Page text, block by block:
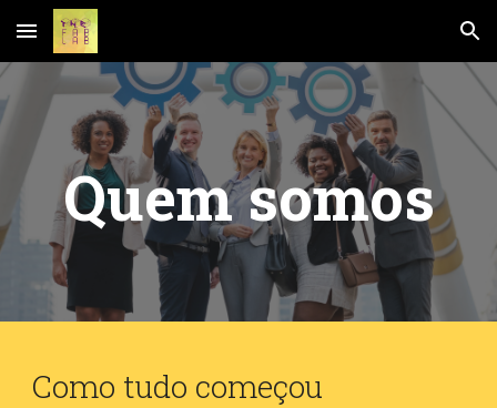
Skip to main content Skip to navigation
Quem somos
Como tudo começou